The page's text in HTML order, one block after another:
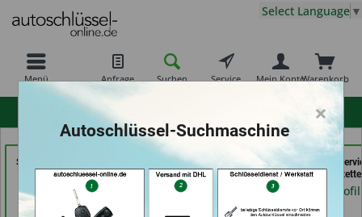
Menü Anfrage Suchen Service Warenkorb
Mein Konto
Select Language ▼
Schuh-Schlüsseldienst
BEKASCHO; Im-
Kaufland (in Worms)
Händlerprofil
Bergischer
Schlüsseldienst Brkic,
Brkic & Wiersbowsky
der Schlüssel
Moos (in
Händlerprofil
×
Autoschlüssel-Suchmaschine